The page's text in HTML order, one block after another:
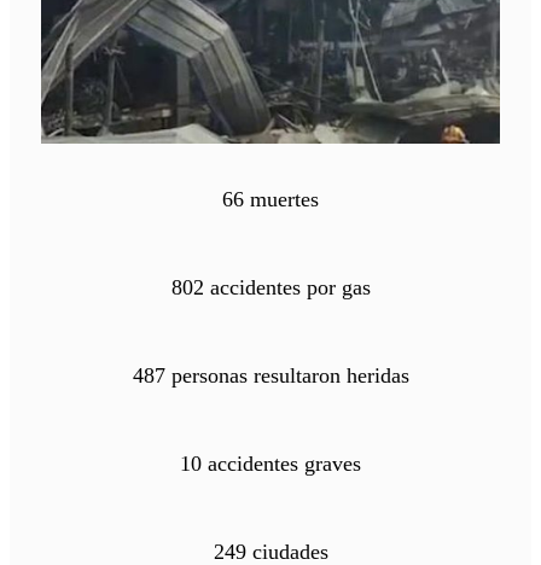
66 muertes
802 accidentes por gas
487 personas resultaron heridas
10 accidentes graves
249 ciudades